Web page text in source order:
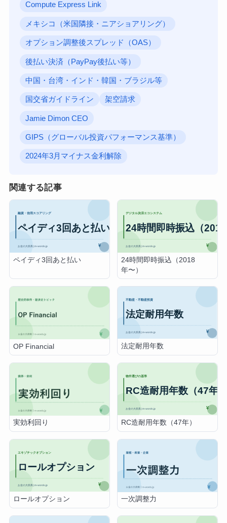
Compute Express Link
メキシコ（米国隣接・ニアショアリング）
オプション調整後スプレッド（OAS）
後払い決済（PayPay後払い等）
中国・台湾・インド・韓国・ブラジル等
国交省ガイドライン 架空請求
Jamie Dimon CEO
GIPS（グローバル投資パフォーマンス基準）
2024年3月マイナス金利解除
関連する記事
ペイディ3回あと払い
24時間即時振込（2018
年〜）
OP Financial 法定耐用年数
実効利回り RC造耐用年数（47年）
ロールオプション 一次調整力